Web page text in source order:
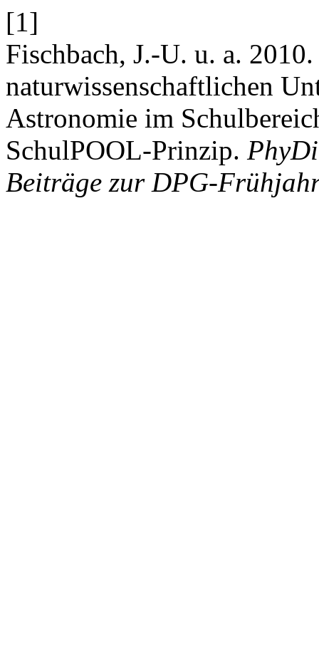
[1]
Fischbach, J.-U. u. a.
naturwissenschaftlichen
Astronomie im
SchulPOOL-Prinzip.
Beiträge zur DPG-